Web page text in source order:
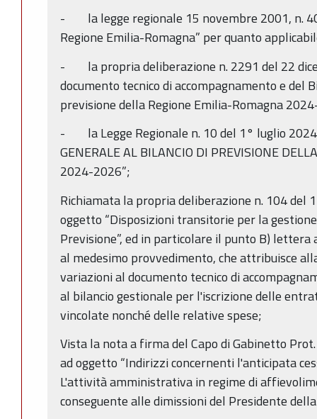
- la legge regionale 15 novembre 2001, n.
Regione Emilia-Romagna” per quanto
- la propria deliberazione n. 2291 del 22
documento tecnico di accompagnamento e del
previsione della Regione Emilia-Romagna
- la Legge Regionale n. 10 del 1° luglio 2024
GENERALE AL BILANCIO DI PREVISIONE
2024-2026”;
Richiamata la propria deliberazione n. 104 del
oggetto “Disposizioni transitorie per la
Previsione”, ed in particolare il punto B)
al medesimo provvedimento, che attribuisce
variazioni al documento tecnico di
al bilancio gestionale per l'iscrizione delle
vincolate nonché delle relative spese;
Vista la nota a firma del Capo di Gabinetto
ad oggetto “Indirizzi concernenti l'anticipata
L'attività amministrativa in regime di
conseguente alle dimissioni del Presidente